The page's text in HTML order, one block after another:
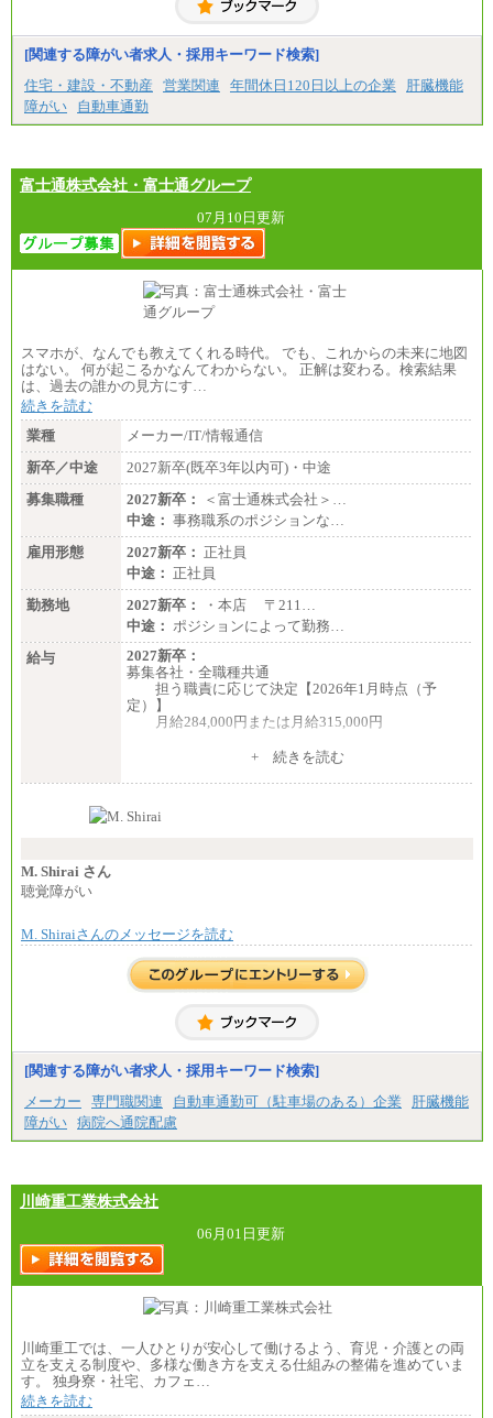
[関連する障がい者求人・採用キーワード検索]
住宅・建設・不動産
営業関連 年間休日120日以上の企業
肝臓機能
障がい
自動車通勤
富士通株式会社・富士通グループ
07月10日更新
スマホが、なんでも教えてくれる時代。 でも、これからの未来に地図
はない。 何が起こるかなんてわからない。 正解は変わる。検索結果
は、過去の誰かの見方にす…
続きを読む
業種
メーカー/IT/情報通信
新卒／中途
2027新卒(既卒3年以内可)・中途
募集職種
2027新卒：
＜富士通株式会社＞…
中途： 事務職系のポジションな…
雇用形態
2027新卒： 正社員
中途： 正社員
勤務地
2027新卒：
・本店 〒211…
中途： ポジションによって勤務…
給与
2027新卒：
募集各社・全職種共通
担う職責に応じて決定【2026年1月時点（予
定）】
月給284,000円または月給315,000円
※入社後早期から、自律的な業務遂行が求めら
す。
い職責を担う方については、さらに高い金額を個別
※上記に加え、所定労働時間外に勤務をした場
※試用期間中も給与に変更はございません。
＜募集各社・全職種共通＞
月給21万円以上～
※試用期間中の給与に変更はありません。
ます。
+ 続きを読む
M. Shirai さん
聴覚障がい
M. Shiraiさんのメッセージを読む
[関連する障がい者求人・採用キーワード検索]
メーカー
専門職関連 自動車通勤可（駐車場のある）企業
肝臓機能
障がい 病院へ通院配慮
川崎重工業株式会社
06月01日更新
川崎重工では、一人ひとりが安心して働けるよう、育児・介護との両
立を支える制度や、多様な働き方を支える仕組みの整備を進めていま
す。 独身寮・社宅、カフェ…
続きを読む